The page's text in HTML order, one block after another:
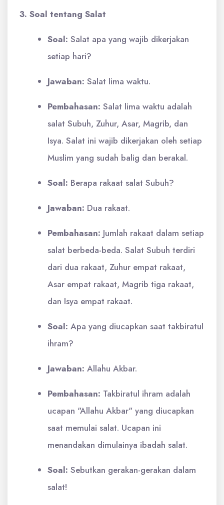
3. Soal tentang Salat
Soal: Salat apa yang wajib dikerjakan
setiap hari?
Jawaban: Salat lima waktu.
Pembahasan: Salat lima waktu adalah
salat Subuh, Zuhur, Asar, Magrib, dan
Isya. Salat ini wajib dikerjakan oleh setiap
Muslim yang sudah balig dan berakal.
Soal: Berapa rakaat salat Subuh?
Jawaban: Dua rakaat.
Pembahasan: Jumlah rakaat dalam setiap
salat berbeda-beda. Salat Subuh terdiri
dari dua rakaat, Zuhur empat rakaat,
Asar empat rakaat, Magrib tiga rakaat,
dan Isya empat rakaat.
Soal: Apa yang diucapkan saat takbiratul
ihram?
Jawaban: Allahu Akbar.
Pembahasan: Takbiratul ihram adalah
ucapan "Allahu Akbar" yang diucapkan
saat memulai salat. Ucapan ini
menandakan dimulainya ibadah salat.
Soal: Sebutkan gerakan-gerakan dalam
salat!